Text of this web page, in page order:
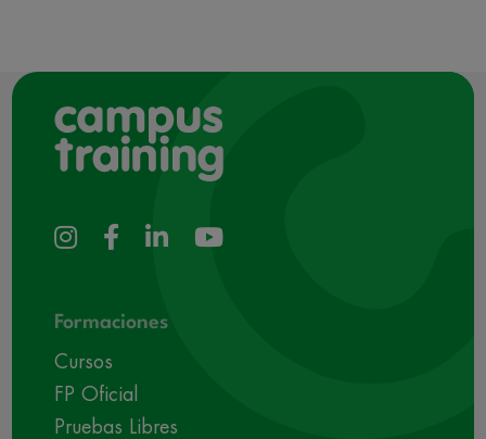
Formaciones
Cursos
FP Oficial
Pruebas Libres